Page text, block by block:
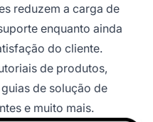
reduzem a carga de
enquanto ainda
do cliente.
de produtos,
de solução de
e muito mais.